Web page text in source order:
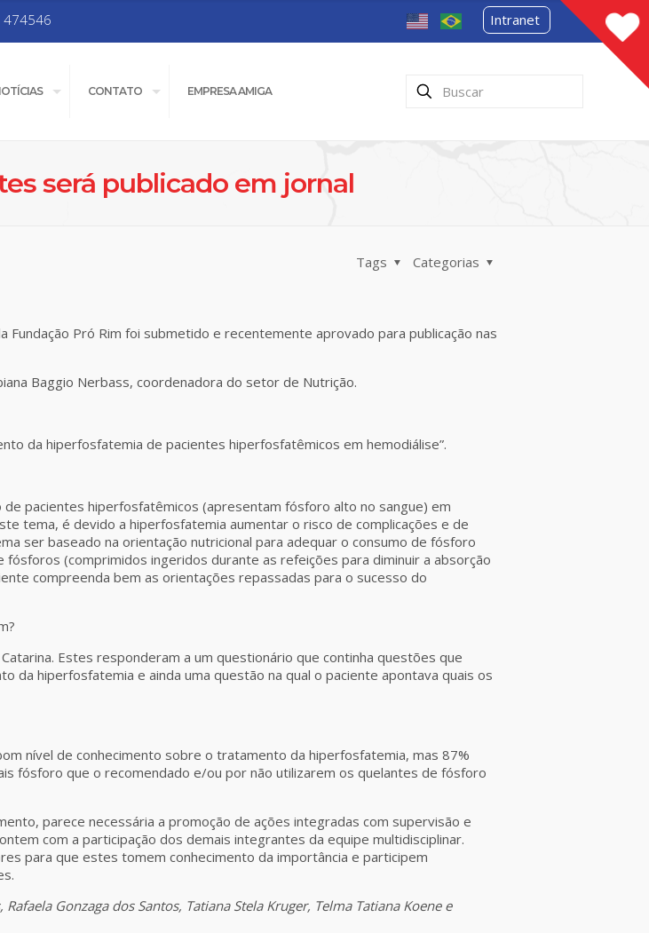
474546 Intranet
CONTATO EMPRESA AMIGA
será publicado em jornal
Categorias
Tags
Pró Rim foi submetido e recentemente aprovado para publicação nas
Baggio Nerbass, coordenadora do setor de Nutrição.
da hiperfosfatemia de pacientes hiperfosfatêmicos em hemodiálise”.
pacientes hiperfosfatêmicos (apresentam fósforo alto no sangue) em
tema, é devido a hiperfosfatemia aumentar o risco de complicações e de
ser baseado na orientação nutricional para adequar o consumo de fósforo
(comprimidos ingeridos durante as refeições para diminuir a absorção
compreenda bem as orientações repassadas para o sucesso do
Estes responderam a um questionário que continha questões que
da hiperfosfatemia e ainda uma questão na qual o paciente apontava quais os
nível de conhecimento sobre o tratamento da hiperfosfatemia, mas 87%
fósforo que o recomendado e/ou por não utilizarem os quelantes de fósforo
parece necessária a promoção de ações integradas com supervisão e
com a participação dos demais integrantes da equipe multidisciplinar.
para que estes tomem conhecimento da importância e participem
Gonzaga dos Santos, Tatiana Stela Kruger, Telma Tatiana Koene e